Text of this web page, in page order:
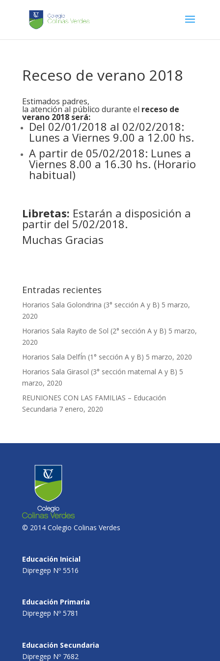
Receso de verano 2018
Estimados padres,
la atención al público durante el receso de
verano 2018 será:
Del 02/01/2018 al 02/02/2018:
Lunes a Viernes 9.00 a 12.00 hs.
A partir de 05/02/2018: Lunes a
Viernes 8.00 a 16.30 hs. (Horario
habitual)
Libretas: Estarán a disposición a
partir del 5/02/2018.
Muchas Gracias
Entradas recientes
Horarios Sala Golondrina (3° sección A y B) 5 marzo,
2020
Horarios Sala Rayito de Sol (2° sección A y B) 5 marzo,
2020
Horarios Sala DelfÍn (1° sección A y B) 5 marzo, 2020
Horarios Sala Girasol (3° sección maternal A y B) 5
marzo, 2020
REUNIONES CON LAS FAMILIAS – Educación
Secundaria 7 enero, 2020
© 2014 Colegio Colinas Verdes
Educación Inicial
Dipregep Nº 5516
Educación Primaria
Dipregep Nº 5781
Educación Secundaria
Dipregep Nº 7682